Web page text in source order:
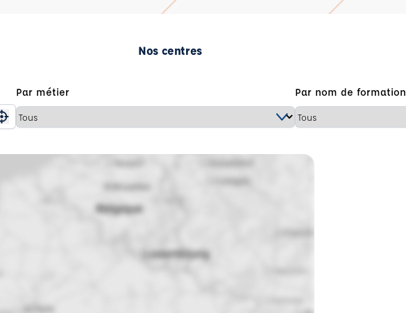
Nos centres
Me géolocaliser
Par métier
Par nom de formation